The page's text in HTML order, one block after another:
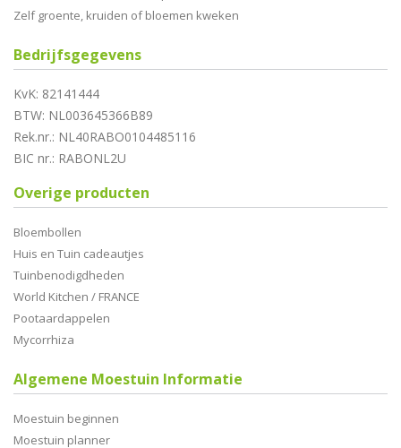
Zelf groente, kruiden of bloemen kweken
Bedrijfsgegevens
KvK: 82141444
BTW: NL003645366B89
Rek.nr.: NL40RABO0104485116
BIC nr.: RABONL2U
Overige producten
Bloembollen
Huis en Tuin cadeautjes
Tuinbenodigdheden
World Kitchen / FRANCE
Pootaardappelen
Mycorrhiza
Algemene Moestuin Informatie
Moestuin beginnen
Moestuin planner